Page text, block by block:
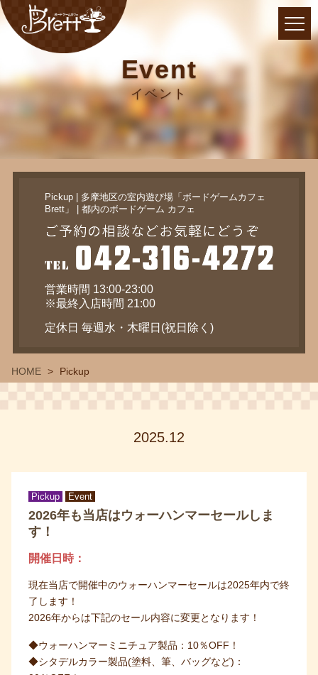
Event
イベント
Pickup | 多摩地区の室内遊び場「ボードゲームカフェ
Brett」 | 都内のボードゲーム カフェ
営業時間 13:00-23:00
※最終入店時間 21:00
定休日 毎週水・木曜日(祝日除く)
HOME Pickup
2025.12
Pickup Event
2026年も当店はウォーハンマーセールしま
す！
開催日時：
現在当店で開催中のウォーハンマーセールは2025年内で終
了します！
2026年からは下記のセール内容に変更となります！
◆ウォーハンマーミニチュア製品：10％OFF！
◆シタデルカラー製品(塗料、筆、バッグなど)：